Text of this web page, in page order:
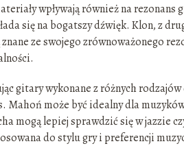
wpływają również na
się na bogatszy dźwięk. Klon, z
znane ze swojego zrównoważonego
gitary wykonane z różnych
Mahoń może być idealny dla
mogą lepiej sprawdzić się w jazzie
do stylu gry i preferencji